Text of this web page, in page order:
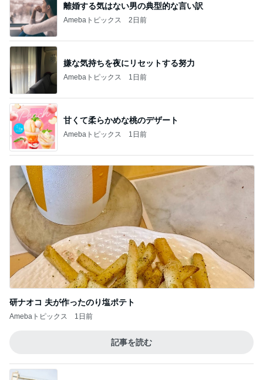
離婚する気はない男の典型的な言い訳
Amebaトピックス 2日前
嫌な気持ちを夜にリセットする努力
Amebaトピックス 1日前
甘くて柔らかめな桃のデザート
Amebaトピックス 1日前
研ナオコ 夫が作ったのり塩ポテト
Amebaトピックス 1日前
記事を読む